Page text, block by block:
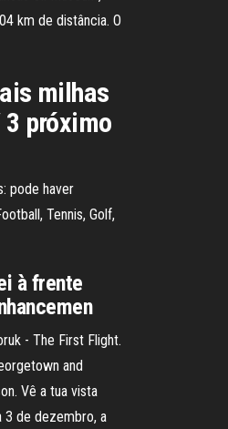
km de distância. O
milhas
próximo
pode haver
Tennis, Golf,
à frente
- The First Flight.
and
Vê a tua vista
3 de dezembro, a